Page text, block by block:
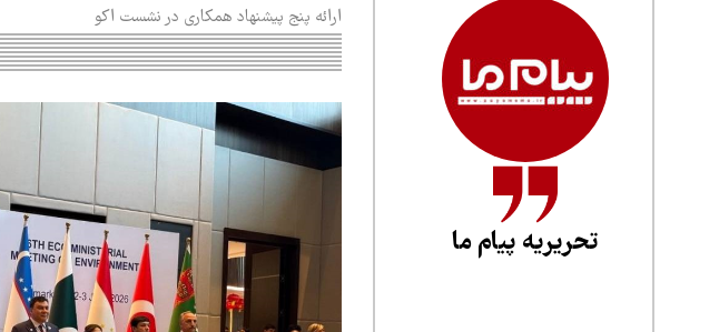
تحریریه پیام ما
ارائه پنج پیشنهاد همکاری در نشست اکو